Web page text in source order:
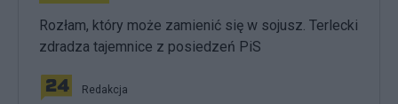
Rozłam, który może zamienić się w sojusz. Terlecki
zdradza tajemnice z posiedzeń PiS
Redakcja